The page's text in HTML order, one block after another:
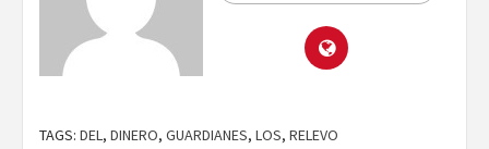
TAGS: DEL, DINERO, GUARDIANES, LOS, RELEVO